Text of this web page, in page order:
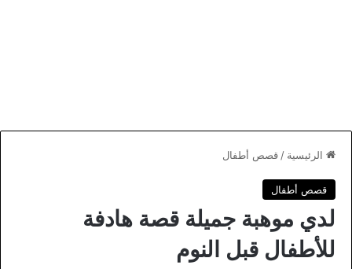
الرئيسية / قصص أطفال
قصص أطفال
لدي موهبة جميلة قصة هادفة
للأطفال قبل النوم